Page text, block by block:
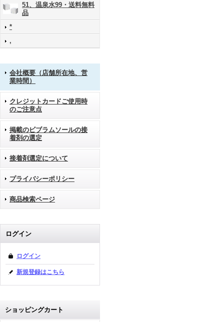
51、温泉水99・送料無料
品
*
,
会社概要（店舗所在地、営
業時間）
クレジットカードご使用時
のご注意点
掲載のビブラムソールの接
着剤の選定
接着剤選定について
プライバシーポリシー
商品検索ページ
ログイン
ログイン
新規登録はこちら
ショッピングカート